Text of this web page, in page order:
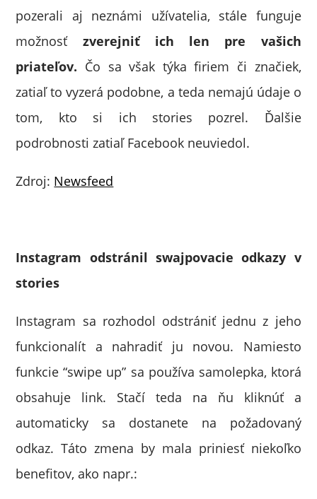
pozerali aj neznámi užívatelia, stále funguje
možnosťzverejniť ich len pre vašich
priateľov. Čo sa však týka firiem či značiek,
zatiaľ to vyzerá podobne, a teda nemajú údaje o
tom, kto si ich stories pozrel. Ďalšie
podrobnosti zatiaľ Facebook neuviedol.
Zdroj: Newsfeed
Instagram odstránil swajpovacie odkazy v
stories
Instagram sa rozhodol odstrániť jednu z jeho
funkcionalít a nahradiť ju novou. Namiesto
funkcie “swipe up” sa používa samolepka, ktorá
obsahuje link. Stačí teda na ňu kliknúť a
automaticky sa dostanete na požadovaný
odkaz. Táto zmena by mala priniesť niekoľko
benefitov, ako napr.: